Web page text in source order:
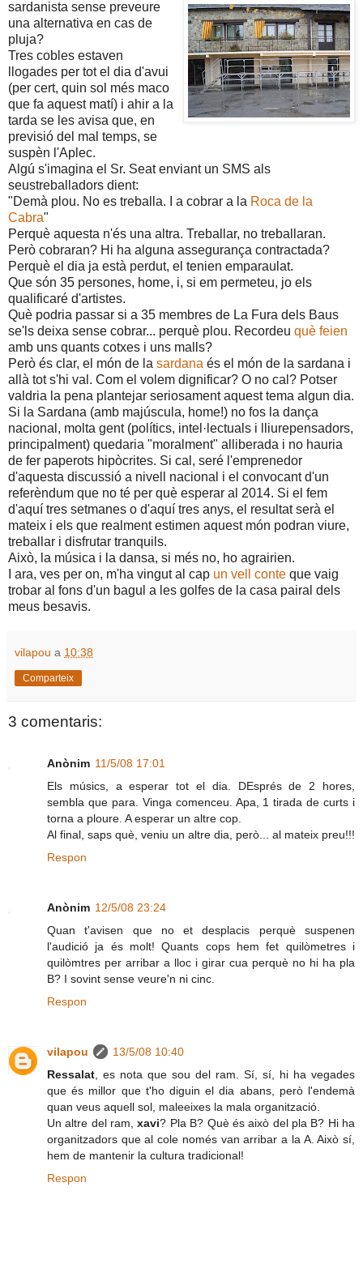
sardanista sense preveure
una alternativa en cas de
pluja?
Tres cobles estaven
llogades per tot el dia d'avui
(per cert, quin sol més maco
que fa aquest matí) i ahir a la
tarda se les avisa que, en
previsió del mal temps, se
suspèn l'Aplec.
Algú s'imagina el Sr. Seat enviant un SMS als
seustreballadors dient:
"Demà plou. No es treballa. I a cobrar a la Roca de la
Cabra"
Perquè aquesta n'és una altra. Treballar, no treballaran.
Però cobraran? Hi ha alguna assegurança contractada?
Perquè el dia ja està perdut, el tenien emparaulat.
Que són 35 persones, home, i, si em permeteu, jo els
qualificaré d'artistes.
Què podria passar si a 35 membres de La Fura dels Baus
se'ls deixa sense cobrar... perquè plou. Recordeu què feien
amb uns quants cotxes i uns malls?
Però és clar, el món de la sardana és el món de la sardana i
allà tot s'hi val. Com el volem dignificar? O no cal? Potser
valdria la pena plantejar seriosament aquest tema algun dia.
Si la Sardana (amb majúscula, home!) no fos la dança
nacional, molta gent (polítics, intel·lectuals i lliurepensadors,
principalment) quedaria "moralment" alliberada i no hauria
de fer paperots hipòcrites. Si cal, seré l'emprenedor
d'aquesta discussió a nivell nacional i el convocant d'un
referèndum que no té per què esperar al 2014. Si el fem
d'aquí tres setmanes o d'aquí tres anys, el resultat serà el
mateix i els que realment estimen aquest món podran viure,
treballar i disfrutar tranquils.
Això, la música i la dansa, si més no, ho agrairien.
I ara, ves per on, m'ha vingut al cap un vell conte que vaig
trobar al fons d'un bagul a les golfes de la casa pairal dels
meus besavis.
vilapou a 10:38
Comparteix
3 comentaris:
Anònim 11/5/08 17:01
Els músics, a esperar tot el dia. DEsprés de 2 hores,
sembla que para. Vinga comenceu. Apa, 1 tirada de curts i
torna a ploure. A esperar un altre cop.
Al final, saps què, veniu un altre dia, però... al mateix preu!!!
Respon
Anònim 12/5/08 23:24
Quan t'avisen que no et desplacis perquè suspenen
l'audició ja és molt! Quants cops hem fet quilòmetres i
quilòmtres per arribar a lloc i girar cua perquè no hi ha pla
B? I sovint sense veure'n ni cinc.
Respon
vilapou
13/5/08 10:40
Ressalat , es nota que sou del ram. Sí, sí, hi ha vegades
que és millor que t'ho diguin el dia abans, però l'endemà
quan veus aquell sol, maleeixes la mala organització.
Un altre del ram,xavi? Pla B? Què és això del pla B? Hi ha
organitzadors que al cole només van arribar a la A. Això sí,
hem de mantenir la cultura tradicional!
Respon